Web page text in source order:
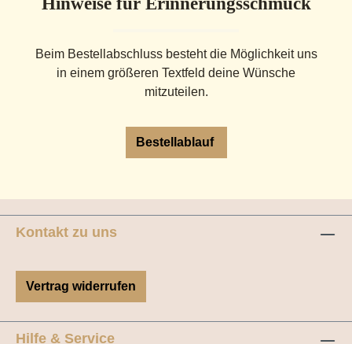
Beim Bestellabschluss besteht die Möglichkeit uns
in einem größeren Textfeld deine Wünsche
mitzuteilen.
Bestellablauf
Kontakt zu uns
Vertrag widerrufen
Hilfe & Service